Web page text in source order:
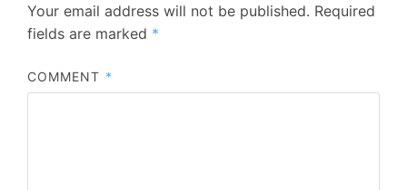
Your email address will not be published. Required
fields are marked *
COMMENT *